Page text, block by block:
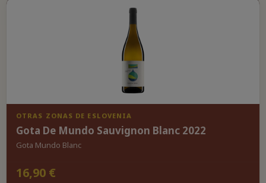
OTRAS ZONAS DE ESLOVENIA
Gota De Mundo Sauvignon Blanc 2022
Gota Mundo Blanc
16,90 €